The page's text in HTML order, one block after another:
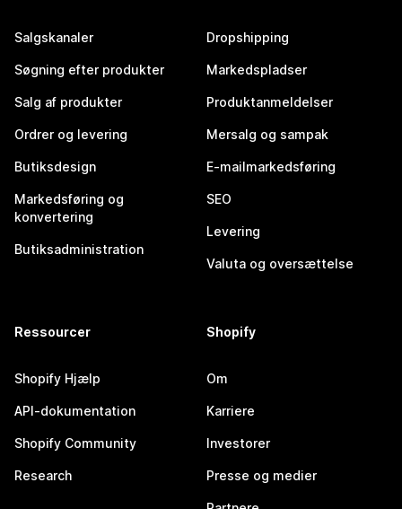
Salgskanaler
Søgning efter produkter
Salg af produkter
Ordrer og levering
Butiksdesign
Markedsføring og
konvertering
Butiksadministration
Dropshipping
Markedspladser
Produktanmeldelser
Mersalg og sampak
E-mailmarkedsføring
SEO
Levering
Valuta og oversættelse
Ressourcer
Shopify Hjælp
API-dokumentation
Shopify Community
Research
Shopify
Om
Karriere
Investorer
Presse og medier